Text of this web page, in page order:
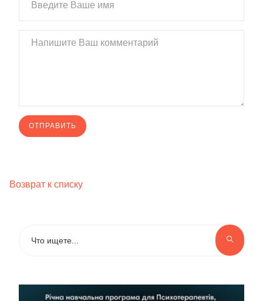
Возврат к списку